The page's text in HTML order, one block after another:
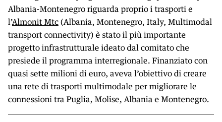
Albania-Montenegro riguarda proprio i trasporti e
l’Almonit Mtc (Albania, Montenegro, Italy, Multimodal
transport connectivity) è stato il più importante
progetto infrastrutturale ideato dal comitato che
presiede il programma interregionale. Finanziato con
quasi sette milioni di euro, aveva l’obiettivo di creare
una rete di trasporti multimodale per migliorare le
connessioni tra Puglia, Molise, Albania e Montenegro.